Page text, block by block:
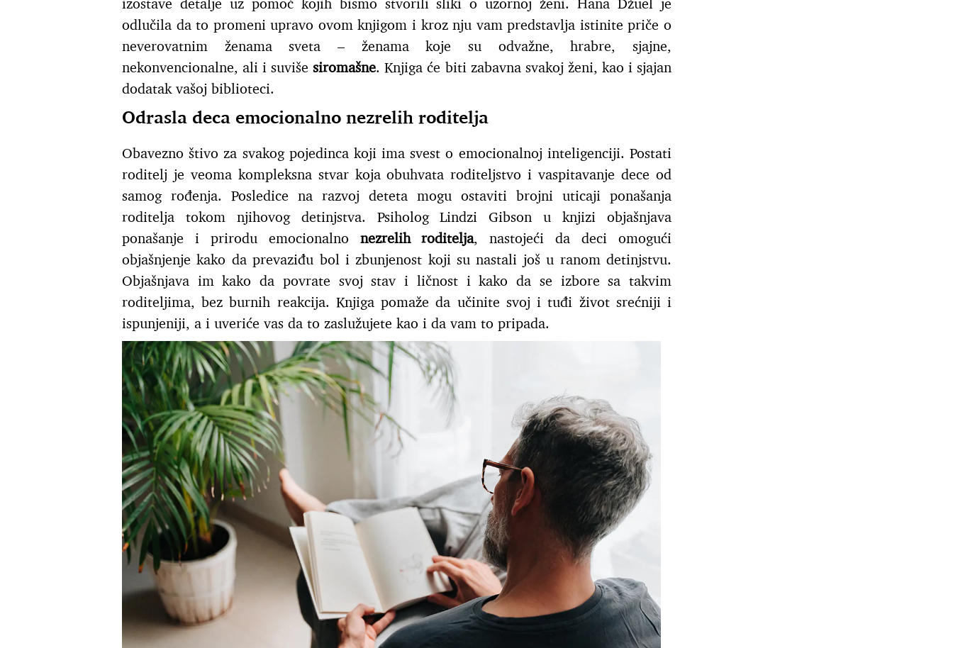
odlučila da to promeni upravo ovom knjigom i kroz nju vam predstavlja istinite priče o
neverovatnim ženama sveta – ženama koje su odvažne, hrabre, sjajne,
nekonvencionalne, ali i suvišesiromašne. Knjiga će biti zabavna svakoj ženi, kao i sjajan
dodatak vašoj biblioteci.
Odrasla deca emocionalno nezrelih roditelja
Obavezno štivo za svakog pojedinca koji ima svest o emocionalnoj inteligenciji. Postati
roditelj je veoma kompleksna stvar koja obuhvata roditeljstvo i vaspitavanje dece od
samog rođenja. Posledice na razvoj deteta mogu ostaviti brojni uticaji ponašanja
roditelja tokom njihovog detinjstva. Psiholog Lindzi Gibson u knjizi objašnjava
ponašanje i prirodu emocionalno nezrelih roditelja, nastojeći da deci omogući
objašnjenje kako da prevaziđu bol i zbunjenost koji su nastali još u ranom detinjstvu.
Objašnjava im kako da povrate svoj stav i ličnost i kako da se izbore sa takvim
roditeljima, bez burnih reakcija. Knjiga pomaže da učinite svoj i tuđi život srećniji i
ispunjeniji, a i uveriće vas da to zaslužujete kao i da vam to pripada.